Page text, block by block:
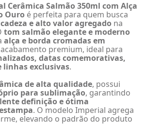
Cerâmica Salmão 350ml com Alça
Ouro é perfeita para quem busca
e alto valor agregado na
tom salmão elegante e moderno
alça e borda cromadas em
premium, ideal para
datas comemorativas,
exclusivas.
de alta qualidade, possui
para sublimação, garantindo
definição e ótima
. O modelo Imperial agrega
elevando o padrão do produto